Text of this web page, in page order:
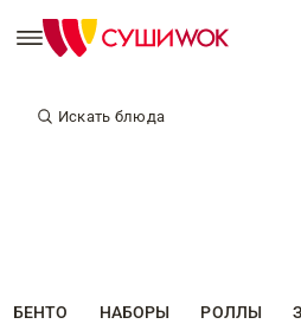
Искать блюда
БЕНТО НАБОРЫ РОЛЛЫ